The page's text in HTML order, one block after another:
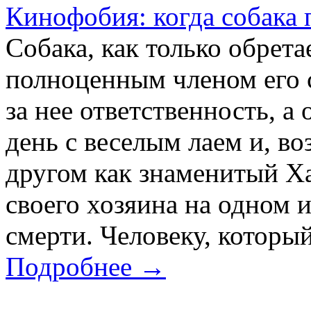
Кинофобия: когда собака
Собака, как только
полноценным членом его
за нее ответственность,
день с веселым лаем и,
другом как знаменитый
своего хозяина на одном
смерти. Человеку,
Подробнее →